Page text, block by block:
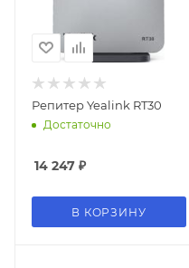
Репитер Yealink RT30
Достаточно
14 247 ₽
В КОРЗИНУ